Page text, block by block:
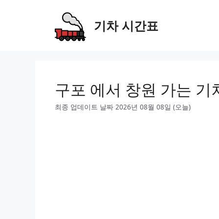
기차 시간표
구포 에서 창원 가는 기
최종 업데이트 날짜 2026년 08월 08일 (오늘)